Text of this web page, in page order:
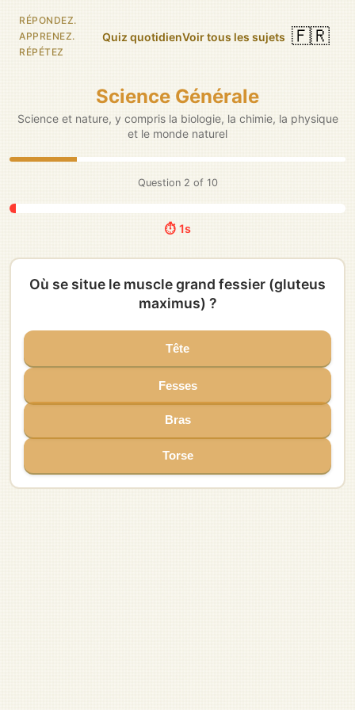
RÉPONDEZ.
APPRENEZ.
RÉPÉTEZ
Quiz quotidienVoir tous les sujets 🇫🇷
Science Générale
Science et nature, y compris la biologie, la chimie, la physique
et le monde naturel
Question 3 of 10
⏱️ 5s
Lequel des vaisseaux sanguins suivants
transporte du sang désoxygéné ?
Artère pulmonaire
Veine pulmonaire
Aorte
Artère coronaire